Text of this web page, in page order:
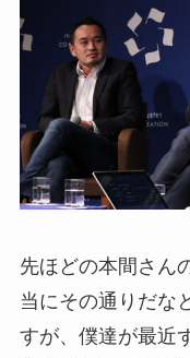
先ほどの本間さん
当にその通りだな
すが、僕達が最近